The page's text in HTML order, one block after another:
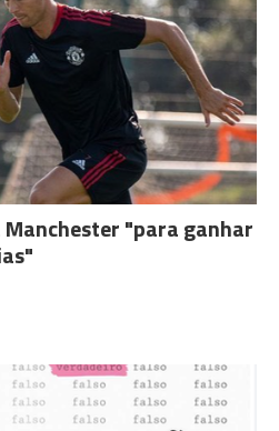
"para ganhar